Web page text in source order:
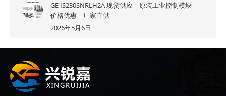
GE IS230SNRLH2A 现货供应｜原装工业控制模块｜
价格优惠｜厂家直供
2026年5月6日